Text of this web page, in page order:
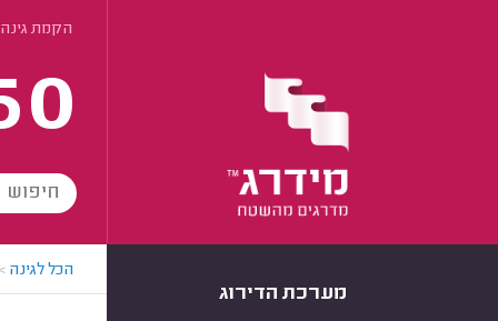
הקמת גינה
מערכת הדירוג
הכל לגינה